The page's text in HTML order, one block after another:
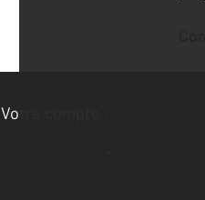
Votre compte :
Accéder à mon compte